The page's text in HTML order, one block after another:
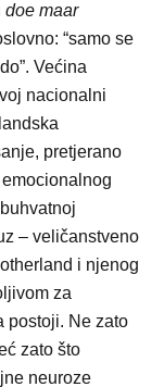
doe maar
“samo se
Većina
nacionalni
pretjerano
– veličanstveno
i njenog
za
postoji. Ne zato
zato što
neuroze